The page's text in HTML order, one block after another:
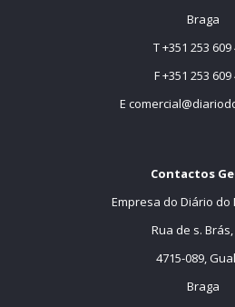
Braga
T +351 253 609
F +351 253 609
E
Contactos
Empresa do Diário do
Rua de s. Brás,
4715-089,
Braga